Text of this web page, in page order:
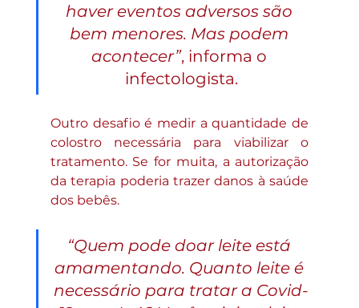
haver eventos adversos são
bem menores. Mas podem
acontecer”, informa o
infectologista.
Outro desafio é medir a quantidade de
colostro necessária para viabilizar o
tratamento. Se for muita, a autorização
da terapia poderia trazer danos à saúde
dos bebês.
“Quem pode doar leite está
amamentando. Quanto leite é
necessário para tratar a Covid-